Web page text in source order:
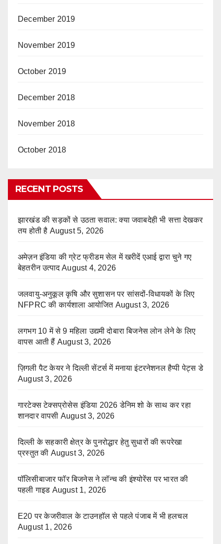
December 2019
November 2019
October 2019
December 2018
November 2018
October 2018
RECENT POSTS
झारखंड की सड़कों से उठता सवाल: क्या जवाबदेही भी सत्ता देखकर
तय होती है August 5, 2026
अमेज़न इंडिया की ग्रेट फ्रीडम सेल में खरीदें एआई द्वारा चुने गए
बेहतरीन उत्पाद August 4, 2026
जलवायु-अनुकूल कृषि और सुशासन पर सांसदों-विधायकों के लिए
NFPRC की कार्यशाला आयोजित August 3, 2026
लगभग 10 में से 9 महिला उद्यमी दोबारा बिजनेस लोन लेने के लिए
वापस आती हैं August 3, 2026
ज़िगली पैट केयर ने दिल्ली सेंटर्स में मनाया इंटरनेशनल हैप्पी पेट्स डे
August 3, 2026
गारटेक्स टेक्सप्रोसेस इंडिया 2026 डेनिम शो के साथ कर रहा
शानदार वापसी August 3, 2026
दिल्ली के सहकारी क्षेत्र के पुनरोद्धार हेतु सुधारों की रूपरेखा
प्रस्तुत की August 3, 2026
पॉलिसीबाजार फॉर बिजनेस ने लॉन्च की इंश्योरेंस पर भारत की
पहली गाइड August 1, 2026
E20 पर केजरीवाल के टाउनहॉल से पहले पंजाब में भी हलचल
August 1, 2026